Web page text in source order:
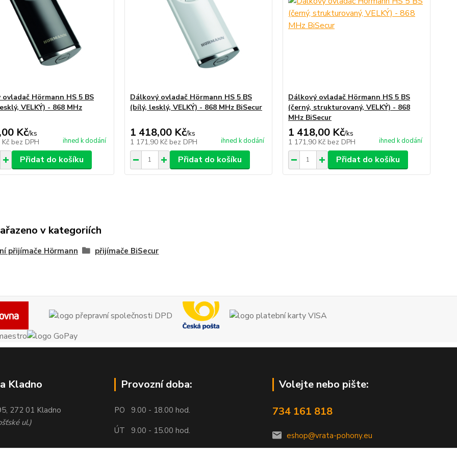
Hörmann HS 5 BS
VELKÝ) - 868 MHz
Kč/ks
bez DPH ihned k dodání
Přidat do košíku
Dálkový ovladač Hörmann HS 5 BS
(bílý, lesklý, VELKÝ) - 868 MHz BiSecur
1 418,00 Kč/ks
1 171,90 Kč bez DPH ihned k dodání
Přidat do košíku
Dálkový ovladač Hörmann HS 5 BS
(černý, strukturovaný, VELKÝ) - 868
MHz BiSecur
1 418,00 Kč/ks
1 171,90 Kč bez DPH ihned k dodání
Přidat do košíku
v kategoriích
přijímače Hörmann přijímače BiSecur
Kladno
272 01 Kladno
ul.)
Provozní doba:
PO 9.00 - 18.00 hod.
ÚT 9.00 - 15.00 hod.
ST 9.00 - 18.00 hod.
Volejte nebo pište:
734 161 818
eshop@vrata-pohony.eu